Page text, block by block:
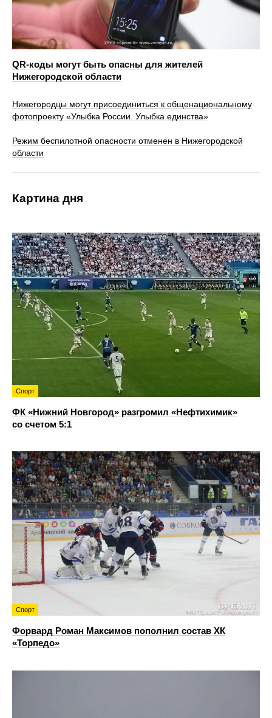
QR-коды могут быть опасны для жителей
Нижегородской области
Нижегородцы могут присоединиться к общенациональному
фотопроекту «Улыбка России. Улыбка единства»
Режим беспилотной опасности отменен в Нижегородской
области
Картина дня
Спорт
ФК «Нижний Новгород» разгромил «Нефтихимик»
со счетом 5:1
Спорт
Форвард Роман Максимов пополнил состав ХК
«Торпедо»